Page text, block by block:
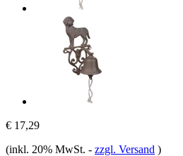
€ 17,29
(inkl. 20% MwSt. - zzgl. Versand )